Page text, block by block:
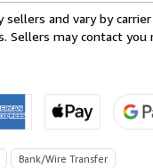
and vary by
Sellers may contact
Bank/Wire Transfer